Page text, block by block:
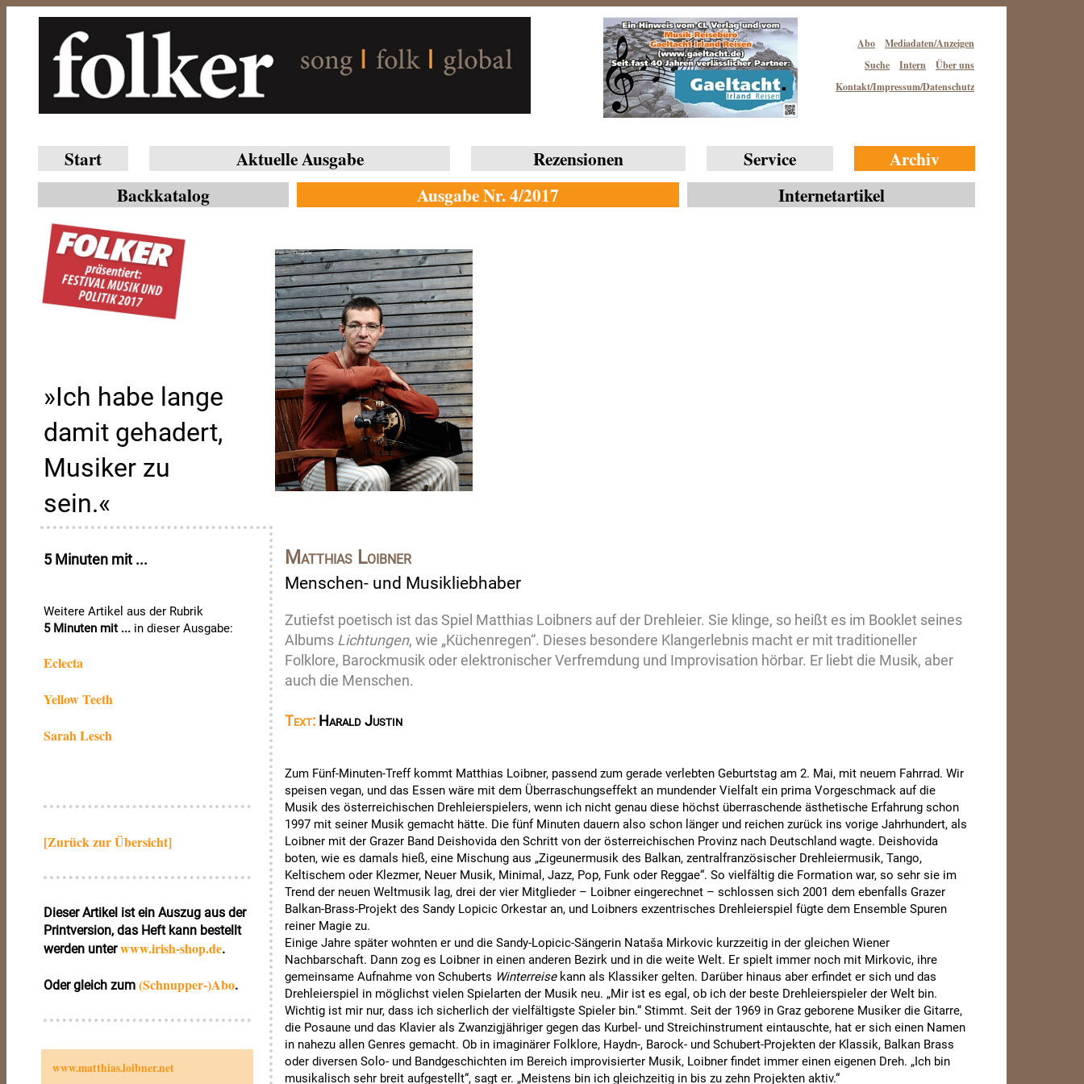
Abo
Mediadaten/Anzeigen
Suche
Intern
Über uns
Kontakt/Impressum/Datenschutz
Start Aktuelle Ausgabe Rezensionen Service
Archiv
Backkatalog
Ausgabe Nr. 4/2017 Internetartikel
»Ich habe lange
damit gehadert,
Musiker zu
sein.«
5 Minuten mit ...
Weitere Artikel aus der Rubrik
5 Minuten mit ... in dieser Ausgabe:
Eclecta
Yellow Teeth
Sarah Lesch
[Zurück zur Übersicht]
Dieser Artikel ist ein Auszug aus der
Printversion, das Heft kann bestellt
werden unterwww.irish‑shop.de.
Oder gleich zum (Schnupper-)Abo.
www.matthias.loibner.net
Matthias Loibner
Menschen- und Musikliebhaber
Zutiefst poetisch ist das Spiel Matthias Loibners auf der Drehleier. Sie klinge, so heißt es im Booklet seines
Albums Lichtungen, wie „Küchenregen“. Dieses besondere Klangerlebnis macht er mit traditioneller
Folklore, Barockmusik oder elektronischer Verfremdung und Improvisation hörbar. Er liebt die Musik, aber
auch die Menschen.
Text: Harald Justin
Zum Fünf-Minuten-Treff kommt Matthias Loibner, passend zum gerade verlebten Geburtstag am 2. Mai, mit neuem Fahrrad. Wir
speisen vegan, und das Essen wäre mit dem Überraschungseffekt an mundender Vielfalt ein prima Vorgeschmack auf die
Musik des österreichischen Drehleierspielers, wenn ich nicht genau diese höchst überraschende ästhetische Erfahrung schon
1997 mit seiner Musik gemacht hätte. Die fünf Minuten dauern also schon länger und reichen zurück ins vorige Jahrhundert, als
Loibner mit der Grazer Band Deishovida den Schritt von der österreichischen Provinz nach Deutschland wagte. Deishovida
boten, wie es damals hieß, eine Mischung aus „Zigeunermusik des Balkan, zentralfranzösischer Drehleiermusik, Tango,
Keltischem oder Klezmer, Neuer Musik, Minimal, Jazz, Pop, Funk oder Reggae“. So vielfältig die Formation war, so sehr sie im
Trend der neuen Weltmusik lag, drei der vier Mitglieder – Loibner eingerechnet – schlossen sich 2001 dem ebenfalls Grazer
Balkan-Brass-Projekt des Sandy Lopicic Orkestar an, und Loibners exzentrisches Drehleierspiel fügte dem Ensemble Spuren
reiner Magie zu.
Einige Jahre später wohnten er und die Sandy-Lopicic-Sängerin Nataša Mirkovic kurzzeitig in der gleichen Wiener
Nachbarschaft. Dann zog es Loibner in einen anderen Bezirk und in die weite Welt. Er spielt immer noch mit Mirkovic, ihre
gemeinsame Aufnahme von Schuberts Winterreisekann als Klassiker gelten. Darüber hinaus aber erfindet er sich und das
Drehleierspiel in möglichst vielen Spielarten der Musik neu. „Mir ist es egal, ob ich der beste Drehleierspieler der Welt bin.
Wichtig ist mir nur, dass ich sicherlich der vielfältigste Spieler bin.“ Stimmt. Seit der 1969 in Graz geborene Musiker die Gitarre,
die Posaune und das Klavier als Zwanzigjähriger gegen das Kurbel- und Streichinstrument eintauschte, hat er sich einen Namen
in nahezu allen Genres gemacht. Ob in imaginärer Folklore, Haydn-, Barock- und Schubert-Projekten der Klassik, Balkan Brass
oder diversen Solo- und Bandgeschichten im Bereich improvisierter Musik, Loibner findet immer einen eigenen Dreh. „Ich bin
musikalisch sehr breit aufgestellt“, sagt er. „Meistens bin ich gleichzeitig in bis zu zehn Projekten aktiv.“